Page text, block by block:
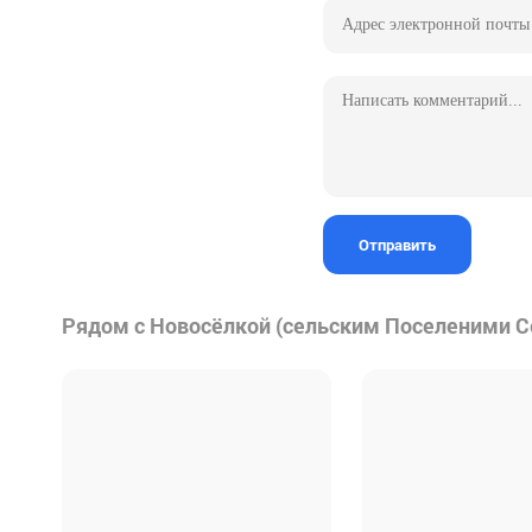
Отправить
Рядом с Новосёлкой (cельским Поселеними